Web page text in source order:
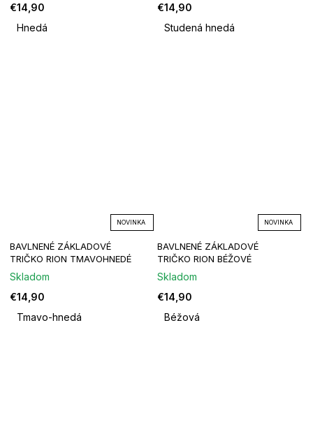
€14,90
Hnedá
€14,90
Studená hnedá
NOVINKA
BAVLNENÉ ZÁKLADOVÉ
TRIČKO RION TMAVOHNEDÉ
Skladom
€14,90
Tmavo-hnedá
NOVINKA
BAVLNENÉ ZÁKLADOVÉ
TRIČKO RION BÉŽOVÉ
Skladom
€14,90
Béžová